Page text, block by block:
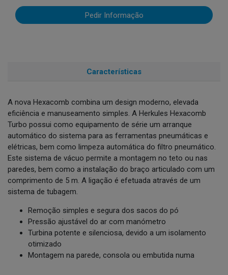
Pedir Informação
Características
A nova Hexacomb combina um design moderno, elevada
eficiência e manuseamento simples. A Herkules Hexacomb
Turbo possui como equipamento de série um arranque
automático do sistema para as ferramentas pneumáticas e
elétricas, bem como limpeza automática do filtro pneumático.
Este sistema de vácuo permite a montagem no teto ou nas
paredes, bem como a instalação do braço articulado com um
comprimento de 5 m. A ligação é efetuada através de um
sistema de tubagem.
Remoção simples e segura dos sacos do pó
Pressão ajustável do ar com manómetro
Turbina potente e silenciosa, devido a um isolamento
otimizado
Montagem na parede, consola ou embutida numa